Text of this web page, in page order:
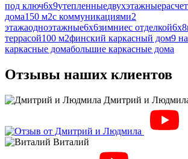
под ключ6х9утепленныедвухэтажные
дома150 м2с коммуникациями2
этажаодноэтажные6х6зимниес отделкой6х8
террасой100 м2финский каркасный дом9
каркасные домабольшие каркасные дома
Отзывы наших клиентов
Дмитрий и
Виталий